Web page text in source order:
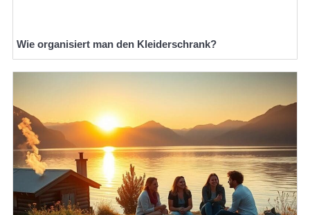
Wie organisiert man den Kleiderschrank?